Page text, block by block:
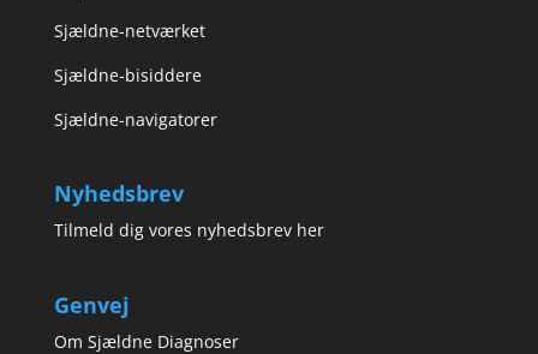
Sjældne-netværket
Sjældne-bisiddere
Sjældne-navigatorer
Nyhedsbrev
Tilmeld dig vores nyhedsbrev her
Genvej
Om Sjældne Diagnoser